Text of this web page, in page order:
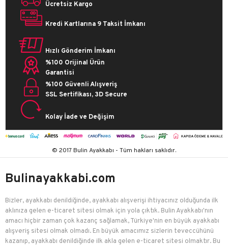
Ücretsiz Kargo
Kredi Kartlarına 9 Taksit İmkanı
Hızlı Gönderim İmkanı
%100 Orijinal Ürün
Garantisi
%100 Güvenli Alışveriş
SSL Sertifikası, 3D Secure
Kolay İade ve Değişim
© 2017 Bulin Ayakkabı - Tüm hakları saklıdır.
Bulinayakkabi.com
Bizler, ayakkabı denildiğinde, ayakkabı alışverişi ihtiyacınız olduğunda ilk
aklınıza gelen e-ticaret sitesi olmak için yola çıktık. Bulin Ayakkabı'nın
amacı hiçbir zaman çok kazanç sağlamak, Türkiye'nin en büyük ayakkabı
alışveriş sitesi olmak olmadı. En büyük amacımız sizlerin teveccühünü
kazanıp, ayakkabı denildiğinde ilk akla gelen e-ticaret sitesi olmaktır. Bu